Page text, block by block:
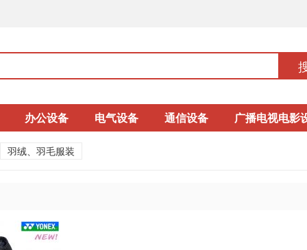
办公设备 电气设备 通信设备 广播电视电影
羽绒、羽毛服装